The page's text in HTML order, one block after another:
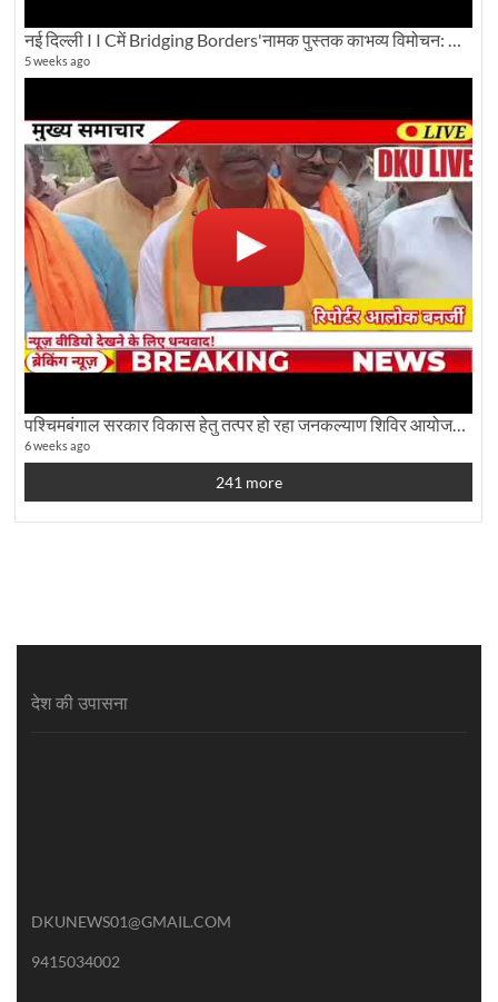
5 weeks ago
पश्चिमबंगाल सरकार विकास हेतु तत्पर हो रहा जनकल्याण शिविर आयोजन:कृषि मंत्री दूध कुमार मंडल से बातचीत
6 weeks ago
241 more
देश की उपासना
DKUNEWS01@GMAIL.COM
9415034002